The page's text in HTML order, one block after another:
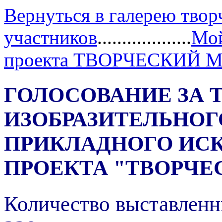
Вернуться в галерею
участников...................
проекта ТВОРЧЕСКИЙ
ГОЛОСОВАНИЕ ЗА
ПРИКЛАДНОГО
ПРОЕКТА
Количество